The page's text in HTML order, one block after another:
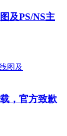
及PS/NS主
，官方致歉